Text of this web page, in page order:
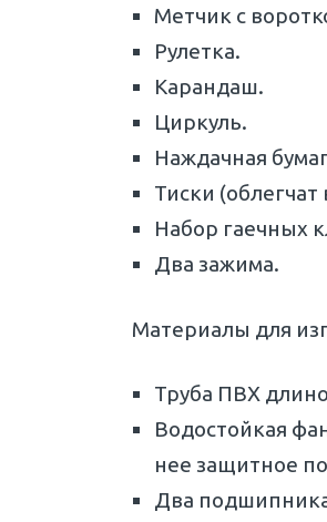
Метчик с
Рулетка.
Карандаш.
Циркуль.
Наждачная
Тиски (облегчат
Набор гаечных
Два зажима.
Материалы для
Труба ПВХ
Водостойкая
нее защитное
Два